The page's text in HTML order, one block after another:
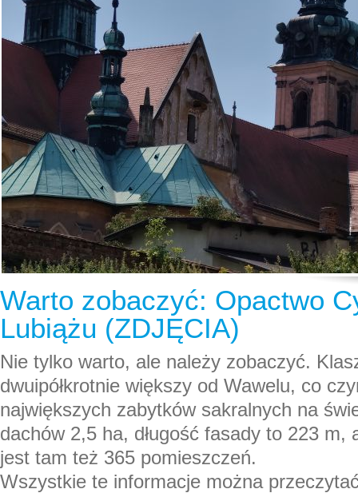
Warto zobaczyć: Opactwo
Lubiążu (ZDJĘCIA)
Nie tylko warto, ale należy zobaczyć.
dwuipółkrotnie większy od Wawelu, co
największych zabytków sakralnych na
dachów 2,5 ha, długość fasady to 223 m,
jest tam też 365 pomieszczeń.
Wszystkie te informacje można